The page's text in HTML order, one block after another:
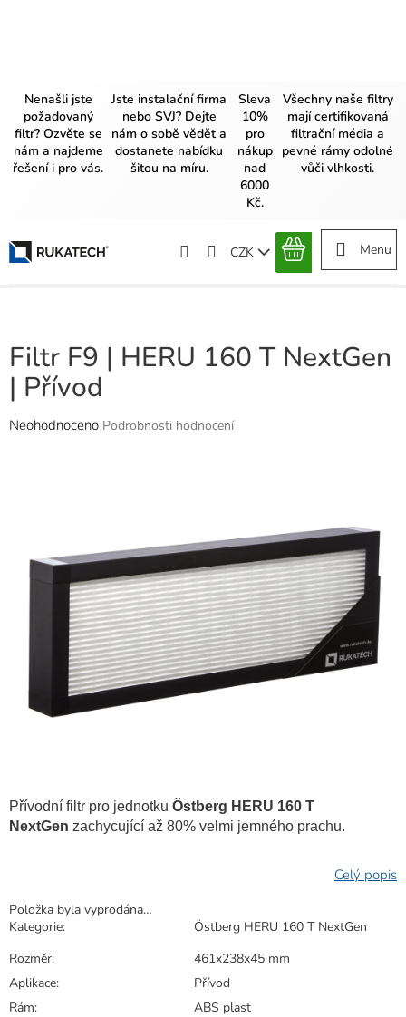
Nenašli jste
požadovaný
filtr? Ozvěte se
nám a najdeme
řešení i pro vás.
Jste instalační firma
nebo SVJ? Dejte
nám o sobě vědět a
dostanete nabídku
šitou na míru.
Sleva
10%
pro
nákup
nad
6000
Kč.
Všechny naše filtry
mají certifikovaná
filtrační média a
pevné rámy odolné
vůči vlhkosti.
CZK
NÁKUPNÍ
Filtr F9 | HERU 160 T NextGen
| Přívod
Průměrné
Neohodnoceno Podrobnosti hodnocení
Položka byla vyprodána…
Přívodní filtr pro jednotku Östberg HERU 160 T
NextGen zachycující až 80% velmi jemného prachu.
Kategorie:
Östberg HERU 160 T NextGen
Rozměr:
461x238x45 mm
Aplikace:
Přívod
Rám:
ABS plast